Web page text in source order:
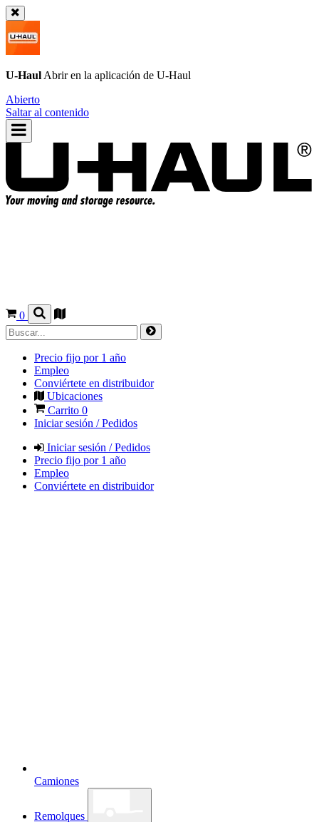
U-Haul Abrir en la aplicación de U-Haul
Abierto
Saltar al contenido
0
Precio fijo por 1 año
Empleo
Conviértete en distribuidor
Ubicaciones
Carrito 0
Iniciar sesión / Pedidos
Iniciar sesión / Pedidos
Precio fijo por 1 año
Empleo
Conviértete en distribuidor
Camiones
Remolques